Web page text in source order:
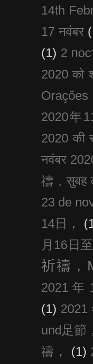
14th
17 नवंबर
(1) 2
2020 को
2020年
2020 की
नवंबर
禱，सुबह
23 de
14日，
月16日
祈禱，
2021 年
(1) 2021
und足節
禱，
(1)